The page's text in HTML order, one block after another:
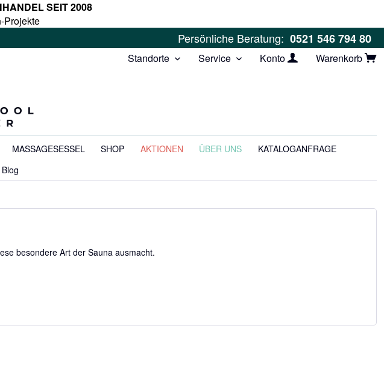
SEIT 2008
Projekte
Persönliche Beratung: 0521 546 794 80
Standorte Service Konto Warenkorb
MASSAGESESSEL SHOP AKTIONEN ÜBER UNS
KATALOGANFRAGE
Blog
besondere Art der Sauna ausmacht.